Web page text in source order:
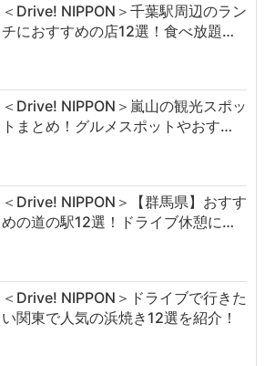
＜Drive! NIPPON＞千葉駅周辺のラン
チにおすすめの店12選！食べ放題…
＜Drive! NIPPON＞嵐山の観光スポッ
トまとめ！グルメスポットやおす…
＜Drive! NIPPON＞【群馬県】おすす
めの道の駅12選！ドライブ休憩に…
＜Drive! NIPPON＞ドライブで行きた
い関東で人気の浜焼き12選を紹介！